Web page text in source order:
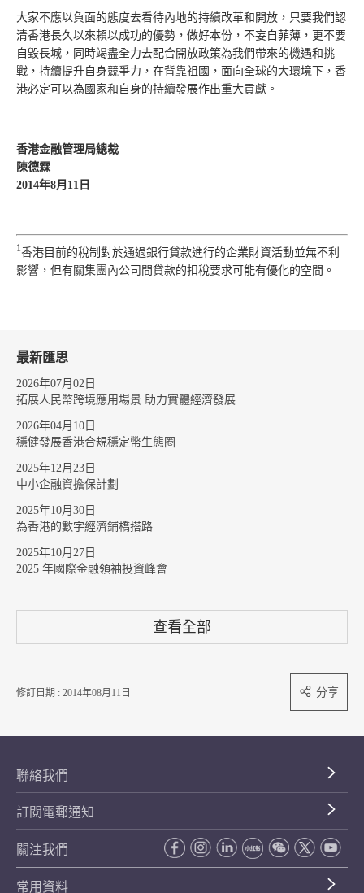
大家不應以負面的態度去看待內地的持續改革和開放，只要我們認
清香港長久以來賴以成功的優勢，做好本份，不妄自菲薄，更不要
自毀長城，同時竭盡全力去配合開放政策為我們帶來的機遇和挑
戰，持續提升自身競爭力，在背靠祖國，面向全球的大環境下，香
港必定可以為國家和自身的持續發展作出重大貢獻。
香港金融管理局總裁
陳德霖
2014年8月11日
1香港目前的稅制對於通過銀行貸款進行的企業財資活動並無不利
影響，但有關集團內公司間貸款的扣稅要求可能有優化的空間。
最新匯思
2026年07月02日
拓展人民幣跨境應用場景 助力實體經濟發展
2026年04月10日
穩健發展香港合規穩定幣生態圈
2025年12月23日
中小企融資擔保計劃
2025年10月30日
為香港的數字經濟鋪橋搭路
2025年10月27日
2025 年國際金融領袖投資峰會
查看全部
修訂日期 : 2014年08月11日 分享
聯絡我們
訂閱電郵通知
關注我們
常用資料